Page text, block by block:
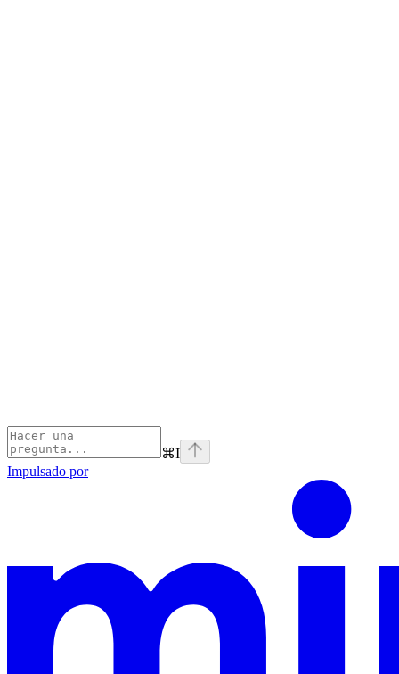
⌘I
Impulsado por